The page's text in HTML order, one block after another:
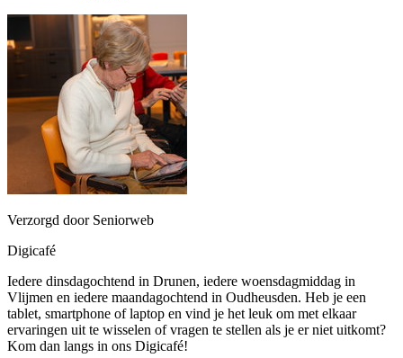
Verzorgd door Seniorweb
Digicafé
Iedere dinsdagochtend in Drunen, iedere woensdagmiddag in
Vlijmen en iedere maandagochtend in Oudheusden. Heb je een
tablet, smartphone of laptop en vind je het leuk om met elkaar
ervaringen uit te wisselen of vragen te stellen als je er niet uitkomt?
Kom dan langs in ons Digicafé!